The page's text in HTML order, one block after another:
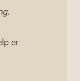
er